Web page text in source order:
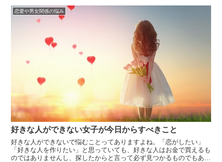
分に自信を持つことはそう簡単なことではありません。しかし、ちょ
っとした努...
恋愛や男女関係の悩み
好きな人ができない女子が今日からすべきこと
好きな人ができないで悩むことってありますよね。「恋がしたい」
「好きな人を作りたい」と思っていても、好きな人はお金で買えるも
のではありませんし、探したからと言って必ず見つかるものでもあり